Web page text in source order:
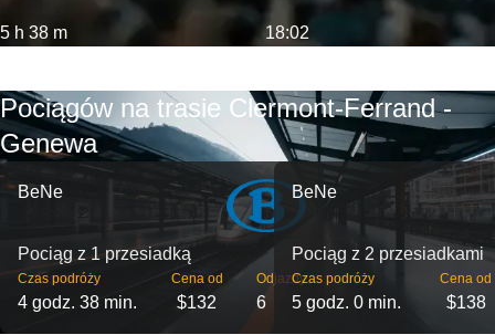
5 h 38 m 18:02
Pociągów na trasie Clermont-Ferrand -
Genewa
BeNe
Pociąg z 1 przesiadką
Czas podróży
4 godz. 38 min.
Cena od
$132
Odjazdy
6
BeNe
Pociąg z 2 przesiadkami
Czas podróży
5 godz. 0 min.
Cena od
$138